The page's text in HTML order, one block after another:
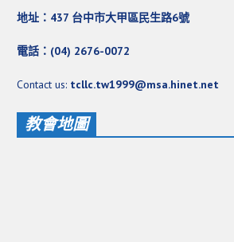
地址：437 台中市大甲區民生路6號
電話：(04) 2676-0072
Contact us: tcllc.tw1999@msa.hinet.net
教會地圖